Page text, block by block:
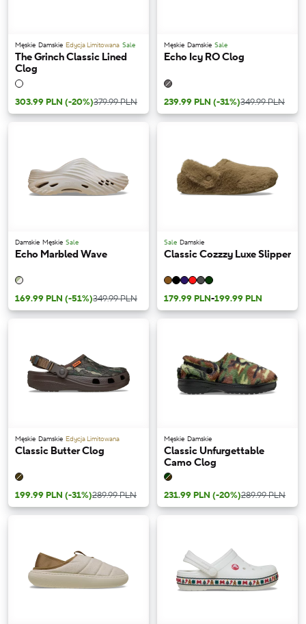
Męskie Damskie Edycja Limitowana Sale
The Grinch Classic Lined
Clog
303.99 PLN (-20%)379.99 PLN
Męskie Damskie Sale
Echo Icy RO Clog
239.99 PLN (-31%)349.99 PLN
Damskie Męskie Sale
Echo Marbled Wave
169.99 PLN (-51%)349.99 PLN
Sale Damskie
Classic Cozzzy Luxe Slipper
179.99 PLN-199.99 PLN
Męskie Damskie Edycja Limitowana
Classic Butter Clog
199.99 PLN (-31%)289.99 PLN
Męskie Damskie
Classic Unfurgettable
Camo Clog
231.99 PLN (-20%)289.99 PLN